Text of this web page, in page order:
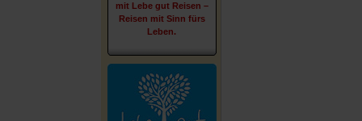
mit Lebe gut Reisen –
Reisen mit Sinn fürs
Leben.